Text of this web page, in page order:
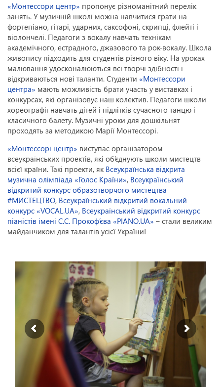
«Монтессори центр» пропонує різноманітний перелік
занять. У музичній школі можна навчитися грати на
фортепіано, гітарі, ударних, саксофоні, скрипці, флейті і
віолончелі. Педагоги з вокалу навчать технікам
академічного, естрадного, джазового та рок-вокалу. Школа
живопису підходить для студентів різного віку. На уроках
малювання удосконалюються всі творчі здібності і
відкриваються нові таланти. Студенти «Монтессори
центра» мають можливість брати участь у виставках і
конкурсах, які організовує наш колектив. Педагоги школи
хореографії навчать дітей і підлітків сучасного танцю і
класичного балету. Музичні уроки для дошкільнят
проходять за методикою Марії Монтессорі.
«Монтессорі центр» виступає організатором
всеукраїнських проектів, які об’єднують школи мистецтв
всієї країни. Такі проекти, як Всеукраїнська відкрита
музична олімпіада «Голос Країни», Всеукраїнський
відкритий конкурс образотворчого мистецтва
#МИСТЕЦТВО, Всеукраїнський відкритий вокальний
конкурс «VOCAL.UA», Всеукраїнський відкритий конкурс
піаністів імені С.С. Прокоф’єва «PIANO.UA» – стали великим
майданчиком для талантів усієї України!